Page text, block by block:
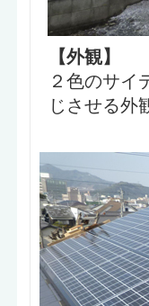
【外観】
２色のサイ
じさせる外